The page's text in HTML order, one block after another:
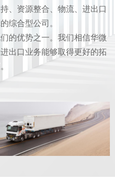
、资源整合、物流、进出口
综合型公司。
的优势之一。我们相信华微
出口业务能够取得更好的拓